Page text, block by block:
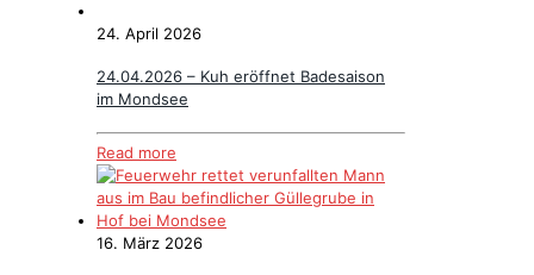
24. April 2026
24.04.2026 – Kuh eröffnet Badesaison
im Mondsee
Read more
16. März 2026